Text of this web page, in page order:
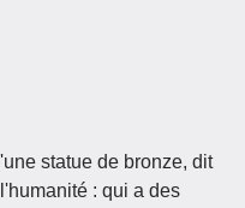
statue de bronze, dit
: qui a des